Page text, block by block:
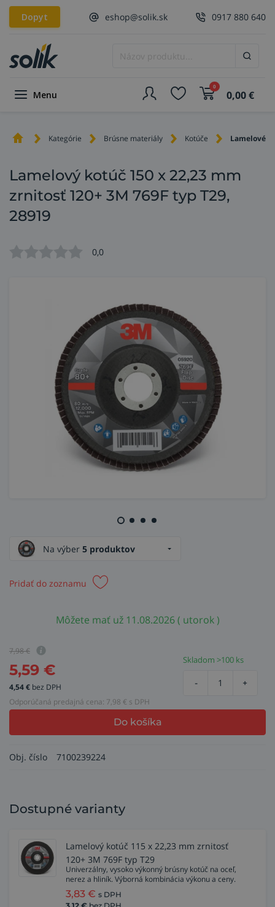
Dopyt eshop@solik.sk 0917 880 640
Menu
0
0,00€
Kategórie Brúsne materiály Kotúče Lamelové
Lamelový kotúč 150 x 22,23 mm
zrnitosť 120+ 3M 769F typ T29,
28919
0,0
Na výber 5 produktov
Pridať do zoznamu
Môžete mať už 11.08.2026 ( utorok )
7,98€
5,59 €
4,54€ bez DPH
Odporúčaná predajná cena: 7,98 € s DPH
Skladom >100 ks
- +
Do košíka
Obj. číslo 7100239224
Dostupné varianty
Lamelový kotúč 115 x 22,23 mm zrnitosť
120+ 3M 769F typ T29
Univerzálny, vysoko výkonný brúsny kotúč na oceľ,
nerez a hliník. Výborná kombinácia výkonu a ceny.
3,83 € s DPH